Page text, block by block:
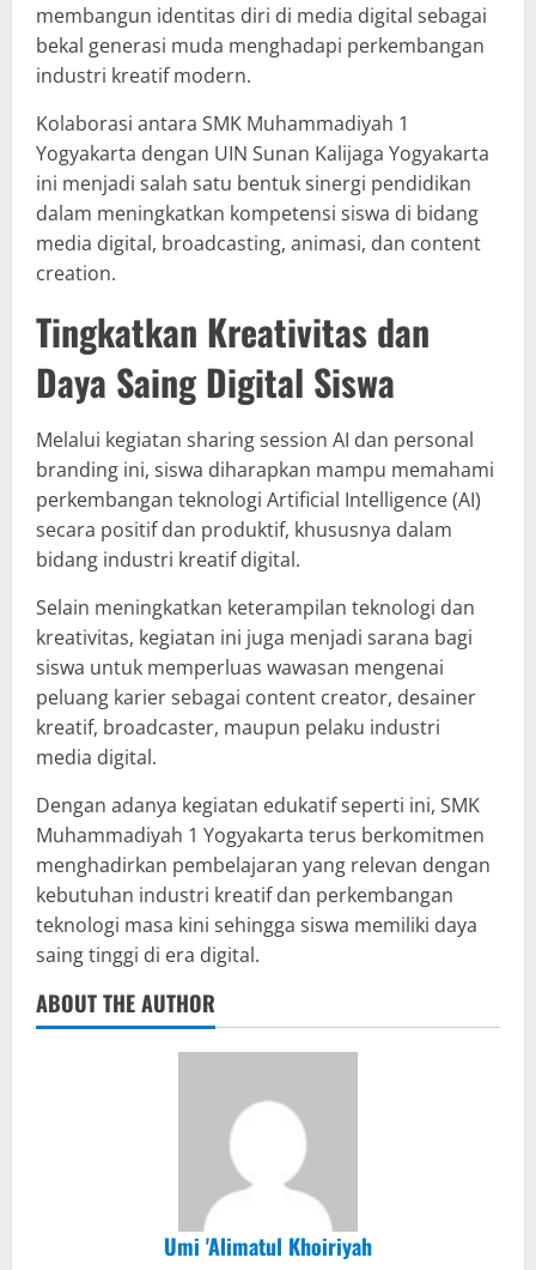
membangun identitas diri di media digital sebagai
bekal generasi muda menghadapi perkembangan
industri kreatif modern.
Kolaborasi antara SMK Muhammadiyah 1
Yogyakarta dengan UIN Sunan Kalijaga Yogyakarta
ini menjadi salah satu bentuk sinergi pendidikan
dalam meningkatkan kompetensi siswa di bidang
media digital, broadcasting, animasi, dan content
creation.
Tingkatkan Kreativitas dan
Daya Saing Digital Siswa
Melalui kegiatan sharing session AI dan personal
branding ini, siswa diharapkan mampu memahami
perkembangan teknologi Artificial Intelligence (AI)
secara positif dan produktif, khususnya dalam
bidang industri kreatif digital.
Selain meningkatkan keterampilan teknologi dan
kreativitas, kegiatan ini juga menjadi sarana bagi
siswa untuk memperluas wawasan mengenai
peluang karier sebagai content creator, desainer
kreatif, broadcaster, maupun pelaku industri
media digital.
Dengan adanya kegiatan edukatif seperti ini, SMK
Muhammadiyah 1 Yogyakarta terus berkomitmen
menghadirkan pembelajaran yang relevan dengan
kebutuhan industri kreatif dan perkembangan
teknologi masa kini sehingga siswa memiliki daya
saing tinggi di era digital.
ABOUT THE AUTHOR
Umi 'Alimatul Khoiriyah